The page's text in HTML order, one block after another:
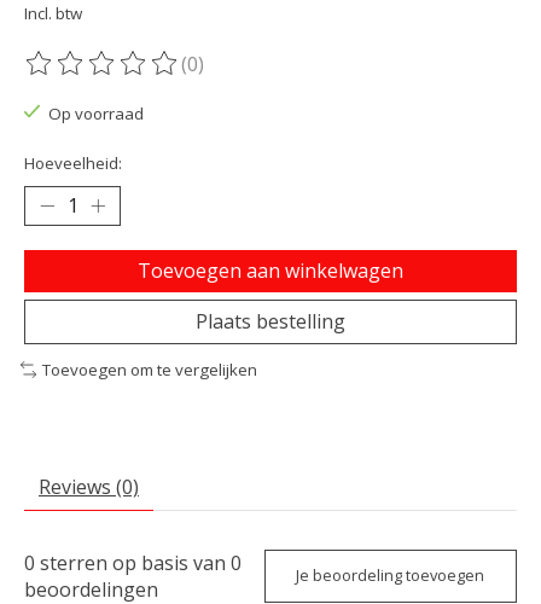
Incl. btw
De beoordeling van dit product is
(0)
Op voorraad
Hoeveelheid:
Toevoegen aan winkelwagen
Plaats bestelling
Toevoegen om te vergelijken
Reviews (0)
0 sterren op basis van 0
beoordelingen
Je beoordeling toevoegen